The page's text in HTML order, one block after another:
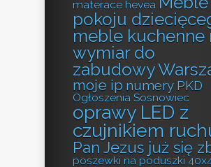
materace hevea
pokoju
meble kuchenne
wymiar do
zabudowy
moje ip numery PKD
Ogłoszenia Sosnowiec
oprawy LED z
czujnikiem
Pan Jezus już się
poszewki na poduszki